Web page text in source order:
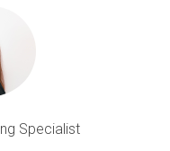
Specialist